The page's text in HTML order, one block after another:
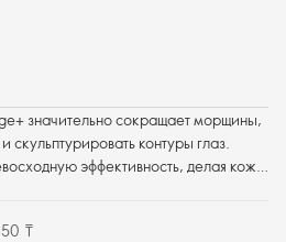
значительно сокращает морщины,
скульптурировать контуры глаз.
эффективность, делая кожу
₸